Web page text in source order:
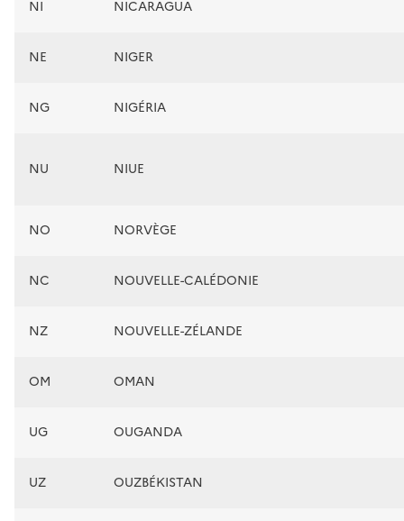
NI NICARAGUA
NE NIGER
NG NIGÉRIA
NU NIUE
NO NORVÈGE
NC NOUVELLE-CALÉDONIE
NZ NOUVELLE-ZÉLANDE
OM OMAN
UG OUGANDA
UZ OUZBÉKISTAN